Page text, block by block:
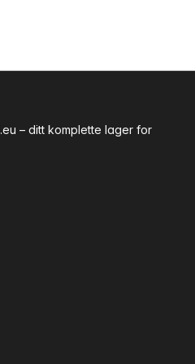
– ditt komplette lager for